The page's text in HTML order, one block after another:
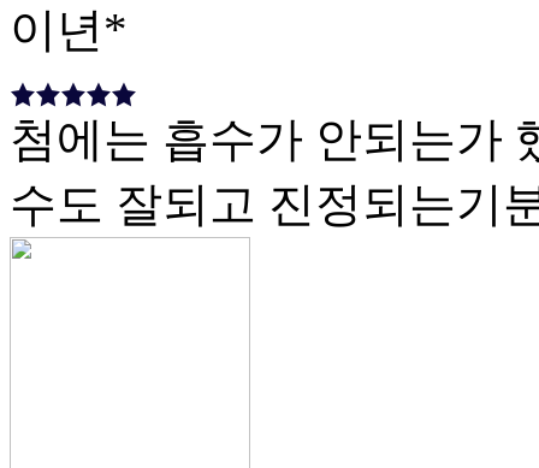
이년*
첨에는 흡수가 안되는가
수도 잘되고 진정되는기